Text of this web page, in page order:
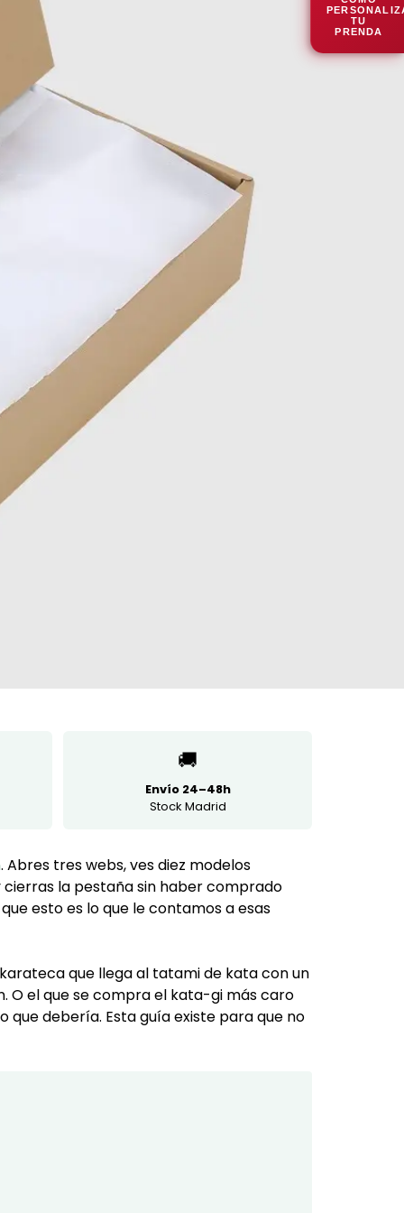
🚚
Envío 24–48h
Stock Madrid
. Abres tres webs, ves diez modelos
cierras la pestaña sin haber comprado
esto es lo que le contamos a esas
que llega al tatami de kata con un
O el que se compra el kata-gi más caro
debería. Esta guía existe para que no
TU
PRENDA